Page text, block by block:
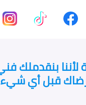
بنقدملك
قبل أي